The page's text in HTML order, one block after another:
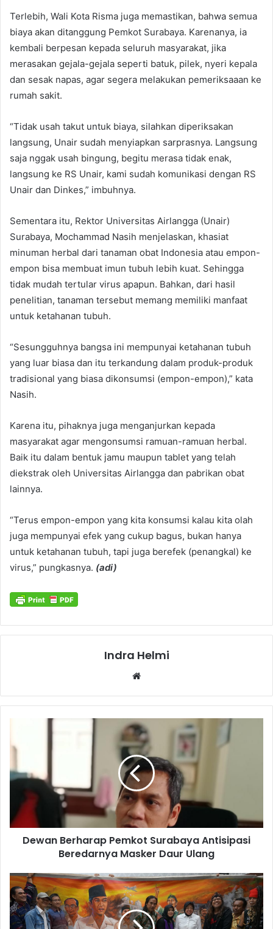
Terlebih, Wali Kota Risma juga memastikan, bahwa semua
biaya akan ditanggung Pemkot Surabaya. Karenanya, ia
kembali berpesan kepada seluruh masyarakat, jika
merasakan gejala-gejala seperti batuk, pilek, nyeri kepala
dan sesak napas, agar segera melakukan pemeriksaaan ke
rumah sakit.
“Tidak usah takut untuk biaya, silahkan diperiksakan
langsung, Unair sudah menyiapkan sarprasnya. Langsung
saja nggak usah bingung, begitu merasa tidak enak,
langsung ke RS Unair, kami sudah komunikasi dengan RS
Unair dan Dinkes,” imbuhnya.
Sementara itu, Rektor Universitas Airlangga (Unair)
Surabaya, Mochammad Nasih menjelaskan, khasiat
minuman herbal dari tanaman obat Indonesia atau empon-
empon bisa membuat imun tubuh lebih kuat. Sehingga
tidak mudah tertular virus apapun. Bahkan, dari hasil
penelitian, tanaman tersebut memang memiliki manfaat
untuk ketahanan tubuh.
“Sesungguhnya bangsa ini mempunyai ketahanan tubuh
yang luar biasa dan itu terkandung dalam produk-produk
tradisional yang biasa dikonsumsi (empon-empon),” kata
Nasih.
Karena itu, pihaknya juga menganjurkan kepada
masyarakat agar mengonsumsi ramuan-ramuan herbal.
Baik itu dalam bentuk jamu maupun tablet yang telah
diekstrak oleh Universitas Airlangga dan pabrikan obat
lainnya.
“Terus empon-empon yang kita konsumsi kalau kita olah
juga mempunyai efek yang cukup bagus, bukan hanya
untuk ketahanan tubuh, tapi juga berefek (penangkal) ke
virus,” pungkasnya. (adi)
Indra Helmi
Dewan Berharap Pemkot Surabaya Antisipasi
Beredarnya Masker Daur Ulang